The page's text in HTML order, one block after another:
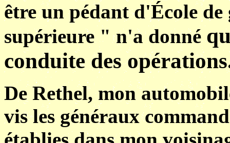
être un pédant d'École
supérieure " n'a donné
conduite des
De Rethel, mon
vis les généraux